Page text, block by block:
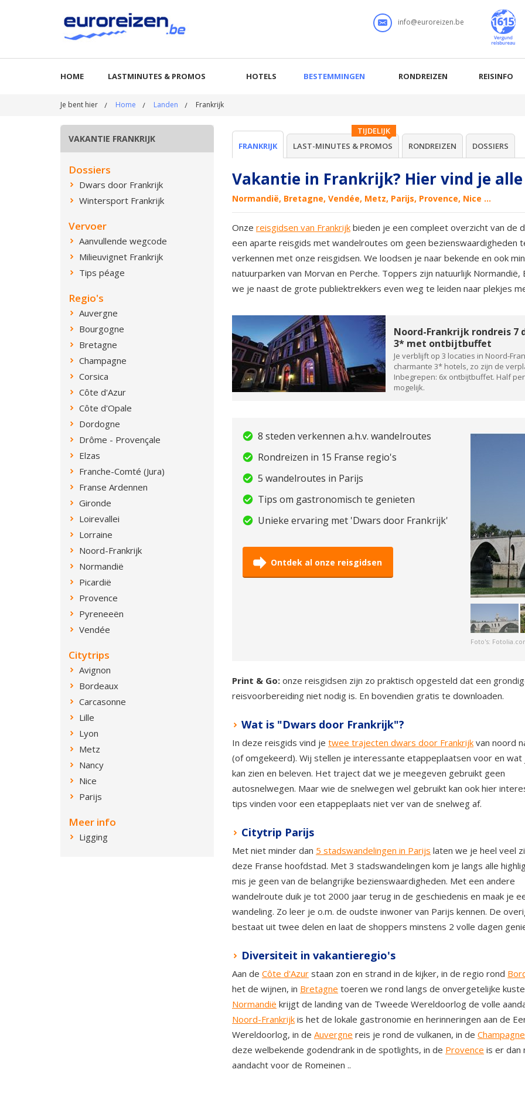
info@euroreizen.be
HOME LASTMINUTES & PROMOS HOTELS BESTEMMINGEN RONDREIZEN REISINFO
Je bent hier Home Landen Frankrijk
VAKANTIE FRANKRIJK
Dossiers
Dwars door Frankrijk
Wintersport Frankrijk
Vervoer
Aanvullende wegcode
Milieuvignet Frankrijk
Tips péage
Regio's
Auvergne
Bourgogne
Bretagne
Champagne
Corsica
Côte d'Azur
Côte d'Opale
Dordogne
Drôme - Provençale
Elzas
Franche-Comté (Jura)
Franse Ardennen
Gironde
Loirevallei
Lorraine
Noord-Frankrijk
Normandië
Picardië
Provence
Pyreneeën
Vendée
Citytrips
Avignon
Bordeaux
Carcasonne
Lille
Lyon
Metz
Nancy
Nice
Parijs
Meer info
Ligging
FRANKRIJK
TIJDELIJK
LAST-MINUTES & PROMOS
RONDREIZEN DOSSIERS
Vakantie in Frankrijk? Hier vind je
Normandië, Bretagne, Vendée, Metz, Parijs, Provence, Nice ...
Onze reisgidsen van Frankrijk bieden je een compleet overzicht van de
een aparte reisgids met wandelroutes om geen bezienswaardigheden
verkennen met onze reisgidsen. We loodsen je naar bekende en ook
natuurparken van Morvan en Perche. Toppers zijn natuurlijk
we je naast de grote publiektrekkers even weg te leiden naar plekjes
Noord-Frankrijk rondreis 7
3* met ontbijtbuffet
Je verblijft op 3 locaties in Noord-
charmante 3* hotels, zo zijn de
Inbegrepen: 6x ontbijtbuffet. Half
mogelijk.
Foto's:
8 steden verkennen a.h.v. wandelroutes
Rondreizen in 15 Franse regio's
5 wandelroutes in Parijs
Tips om gastronomisch te genieten
Unieke ervaring met 'Dwars door Frankrijk'
Ontdek al onze reisgidsen
Print & Go: onze reisgidsen zijn zo praktisch opgesteld dat een
reisvoorbereiding niet nodig is. En bovendien gratis te downloaden.
Wat is "Dwars door Frankrijk"?
In deze reisgids vind je twee trajecten dwars door Frankrijk van noord
(of omgekeerd). Wij stellen je interessante etappeplaatsen voor en wat
kan zien en beleven. Het traject dat we je meegeven gebruikt geen
autosnelwegen. Maar wie de snelwegen wel gebruikt kan ook hier
tips vinden voor een etappeplaats niet ver van de snelweg af.
Citytrip Parijs
Met niet minder dan 5 stadswandelingen in Parijs laten we je heel veel
deze Franse hoofdstad. Met 3 stadswandelingen kom je langs alle
mis je geen van de belangrijke bezienswaardigheden. Met een andere
wandelroute duik je tot 2000 jaar terug in de geschiedenis en maak je
wandeling. Zo leer je o.m. de oudste inwoner van Parijs kennen. De
bestaat uit twee delen en laat de shoppers minstens 2 volle dagen
Diversiteit in vakantieregio's
Aan de Côte d'Azur staan zon en strand in de kijker, in de regio rond
het de wijnen, in Bretagne toeren we rond langs de onvergetelijke
Normandië krijgt de landing van de Tweede Wereldoorlog de volle
Noord-Frankrijk is het de lokale gastronomie en herinneringen aan de
Wereldoorlog, in de Auvergne reis je rond de vulkanen, in de Champagne
deze welbekende godendrank in de spotlights, in de Provence is er dan
aandacht voor de Romeinen ..